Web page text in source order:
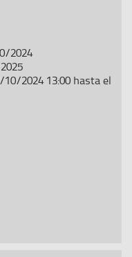
2024
2024 13:00 hasta el